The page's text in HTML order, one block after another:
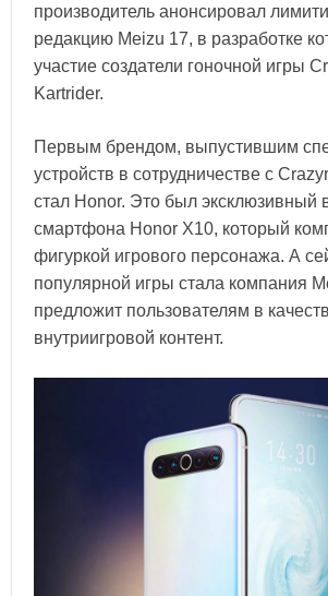
производитель анонсировал
редакцию Meizu 17, в разработке
участие создатели гоночной игры
Kartrider.
Первым брендом, выпустившим
устройств в сотрудничестве с
стал Honor. Это был эксклюзивный
смартфона Honor X10, который
фигуркой игрового персонажа. А
популярной игры стала компания
предложит пользователям в
внутриигровой контент.